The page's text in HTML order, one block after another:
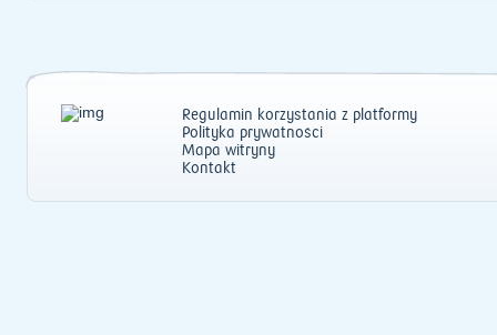
Regulamin korzystania z platformy
Polityka prywatności
Mapa witryny
Kontakt